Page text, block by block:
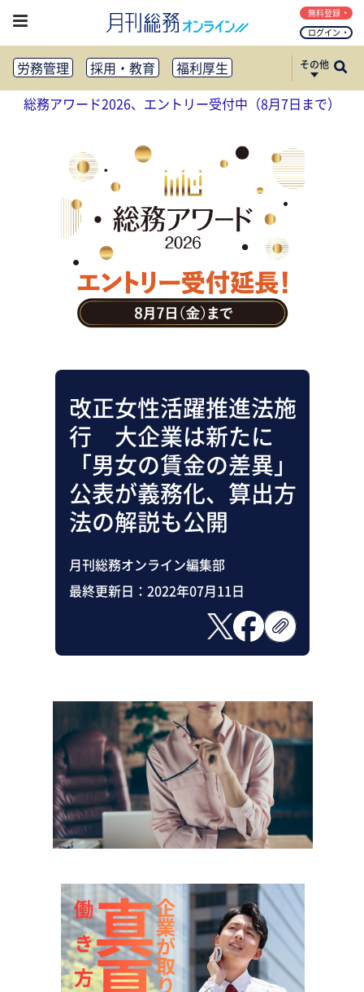
ログイン
無料登録
労務管理 採用・教育
福利厚生
健康経営
働き方改革
法務・コンプライアンス
リスクマネジメント・BCP
社外・社内広報
社外・社内コミュニケーション活性化
FM・オフィス移転
CSR・SDGs
テクノロジー活用・DX
助成金・補助金・コスト削減
アウトソーシング・BPO
調査・レポート
その他
総務アワード2026、エントリー受付中（8月7日まで）
改正女性活躍推進法施
行 大企業は新たに
「男女の賃金の差異」
公表が義務化、算出方
法の解説も公開
月刊総務オンライン編集部
最終更新日： 2022年07月11日